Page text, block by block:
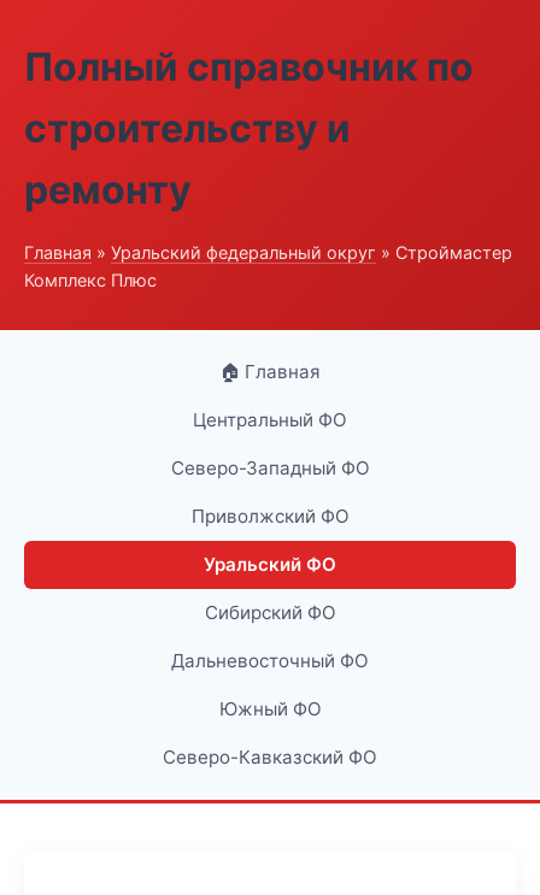
Полный справочник по
строительству и
ремонту
Главная » Уральский федеральный округ » Строймастер
Комплекс Плюс
🏠 Главная
Центральный ФО
Северо-Западный ФО
Приволжский ФО
Уральский ФО
Сибирский ФО
Дальневосточный ФО
Южный ФО
Северо-Кавказский ФО